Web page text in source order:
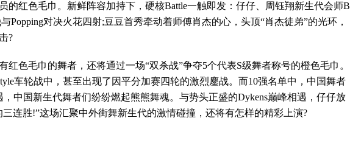
的红色毛巾。新鲜阵容加持下，硬核Battle一触即发：仔仔、周钰翔新生代会师B
Popping对决火花四射;豆豆首秀牵动着师傅肖杰的心，头顶“肖杰徒弟”的光环，
?
色毛巾的舞者，还将通过一场“双杀战”争夺5个代表S级舞者称号的橙色毛巾。
车轮战中，甚至出现了因平分加赛四轮的激烈鏖战。而10强名单中，中国舞者
中国新生代舞者们纷纷燃起熊熊舞魂。与势头正盛的Dykens巅峰相遇，仔仔放
连胜!”这场汇聚中外街舞新生代的激情碰撞，还将有怎样的精彩上演?